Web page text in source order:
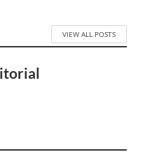
VIEW ALL POSTS